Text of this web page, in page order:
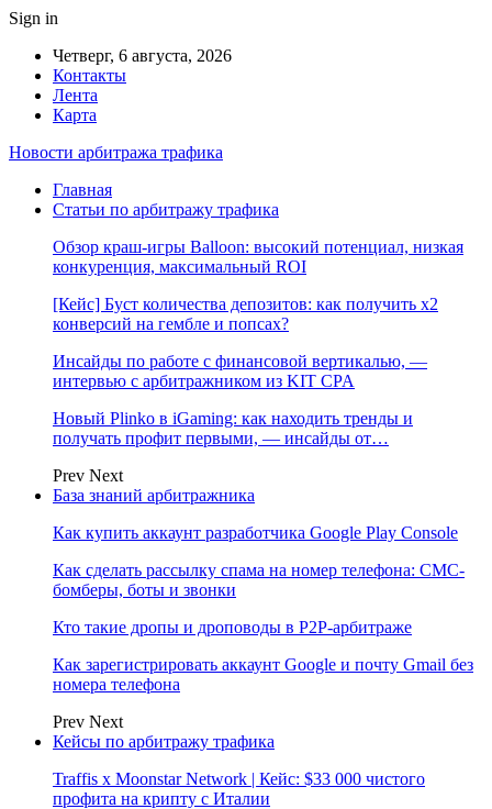
Sign in
Четверг, 6 августа, 2026
Контакты
Лента
Карта
Новости арбитража трафика
Главная
Статьи по арбитражу трафика
Обзор краш-игры Balloon: высокий потенциал, низкая
конкуренция, максимальный ROI
[Кейс] Буст количества депозитов: как получить х2
конверсий на гембле и попсах?
Инсайды по работе с финансовой вертикалью, —
интервью с арбитражником из KIT CPA
Новый Plinko в iGaming: как находить тренды и
получать профит первыми, — инсайды от…
Prev Next
База знаний арбитражника
Как купить аккаунт разработчика Google Play Console
Как сделать рассылку спама на номер телефона: СМС-
бомберы, боты и звонки
Кто такие дропы и дроповоды в P2P-арбитраже
Как зарегистрировать аккаунт Google и почту Gmail без
номера телефона
Prev Next
Кейсы по арбитражу трафика
Traffis x Moonstar Network | Кейс: $33 000 чистого
профита на крипту с Италии